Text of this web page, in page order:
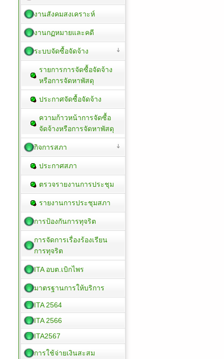
งานสังคมสงเคราะห์
งานกฏหมายและคดี
ระบบจัดซื้อจัดจ้าง
รายการการจัดซื้อจัดจ้าง
หรือการจัดหาพัสดุ
ประกาศจัดซื้อจัดจ้าง
ความก้าวหน้าการจัดซื้อ
จัดจ้างหรือการจัดหาพัสดุ
กิจการสภา
ประกาศสภา
ตรวจรายงานการประชุม
รายงานการประชุมสภา
การป้องกันการทุจริต
การจัดการเรื่องร้องเรียน
การทุจริต
ITA อบต.เบิกไพร
มาตรฐานการให้บริการ
ITA 2564
ITA 2566
ITA2567
การใช้จ่ายเงินสะสม